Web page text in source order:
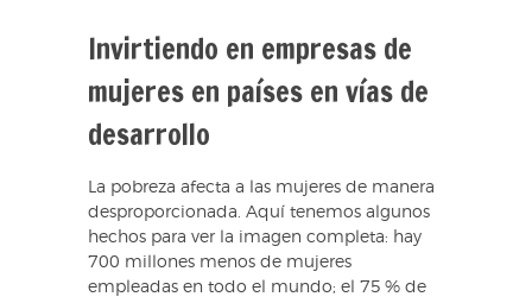
Invirtiendo en empresas de
mujeres en países en vías de
desarrollo
La pobreza afecta a las mujeres de manera
desproporcionada. Aquí tenemos algunos
hechos para ver la imagen completa: hay
700 millones menos de mujeres
empleadas en todo el mundo; el 75 % de